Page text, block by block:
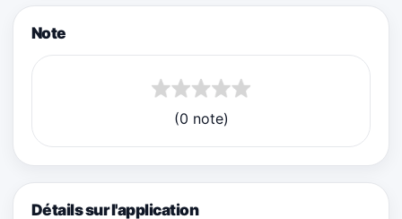
Note
(0 note)
Détails sur l'application